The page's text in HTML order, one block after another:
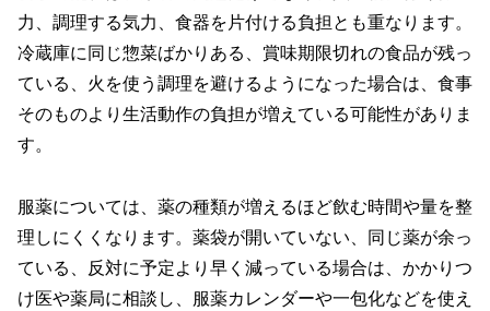
力、調理する気力、食器を片付ける負担とも重なります。
冷蔵庫に同じ惣菜ばかりある、賞味期限切れの食品が残っ
ている、火を使う調理を避けるようになった場合は、食事
そのものより生活動作の負担が増えている可能性がありま
す。
服薬については、薬の種類が増えるほど飲む時間や量を整
理しにくくなります。薬袋が開いていない、同じ薬が余っ
ている、反対に予定より早く減っている場合は、かかりつ
け医や薬局に相談し、服薬カレンダーや一包化などを使え